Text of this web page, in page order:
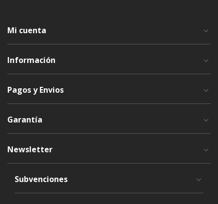
Mi cuenta
Información
Pagos y Envios
Garantía
Newsletter
Subvenciones